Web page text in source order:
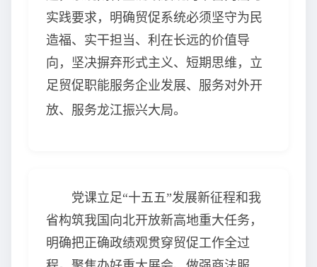
实践要求，明确贸促系统必须坚守为民
造福、实干担当、利在长远的价值导
向，坚决摒弃形式主义、短期思维，立
足贸促职能服务企业发展、服务对外开
放、服务龙江振兴大局。
党课立足“十五五”发展新征程和我
省构筑我国向北开放新高地重大任务，
明确把正确政绩观贯穿贸促工作全过